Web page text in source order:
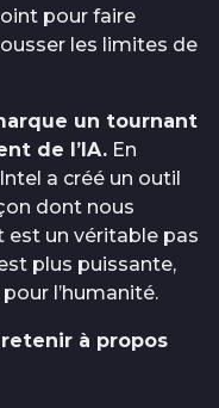
pour faire
les limites de
un tournant
de l’IA. En
a créé un outil
dont nous
est un véritable pas
plus puissante,
l’humanité.
à propos